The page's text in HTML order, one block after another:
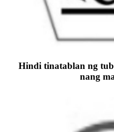
Hindi tinatablan ng
nang